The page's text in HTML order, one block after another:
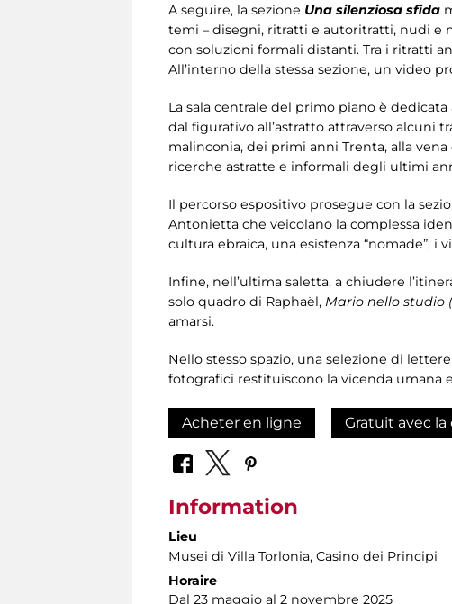
A seguire, la sezione Una silenziosa sfida
temi – disegni, ritratti e autoritratti, nudi e
con soluzioni formali distanti. Tra i ritratti
All’interno della stessa sezione, un video
La sala centrale del primo piano è
dal figurativo all’astratto attraverso alcuni
malinconia, dei primi anni Trenta, alla
ricerche astratte e informali degli ultimi
Il percorso espositivo prosegue con la
Antonietta che veicolano la complessa
cultura ebraica, una esistenza “nomade”, i
Infine, nell’ultima saletta, a chiudere
solo quadro di Raphaël, Mario nello studio
amarsi.
Nello stesso spazio, una selezione di
fotografici restituiscono la vicenda umana
Acheter en ligne Gratuit avec la
Information
Lieu
Musei di Villa Torlonia, Casino dei Principi
Horaire
Dal 23 maggio al 2 novembre 2025